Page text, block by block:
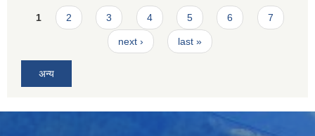
Pages
1 2 3 4 5 6 7
next › last »
अन्य